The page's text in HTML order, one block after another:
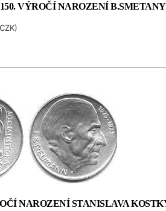
150. VÝROČÍ NAROZENÍ B.SMETANY
CZK)
NAROZENÍ STANISLAVA